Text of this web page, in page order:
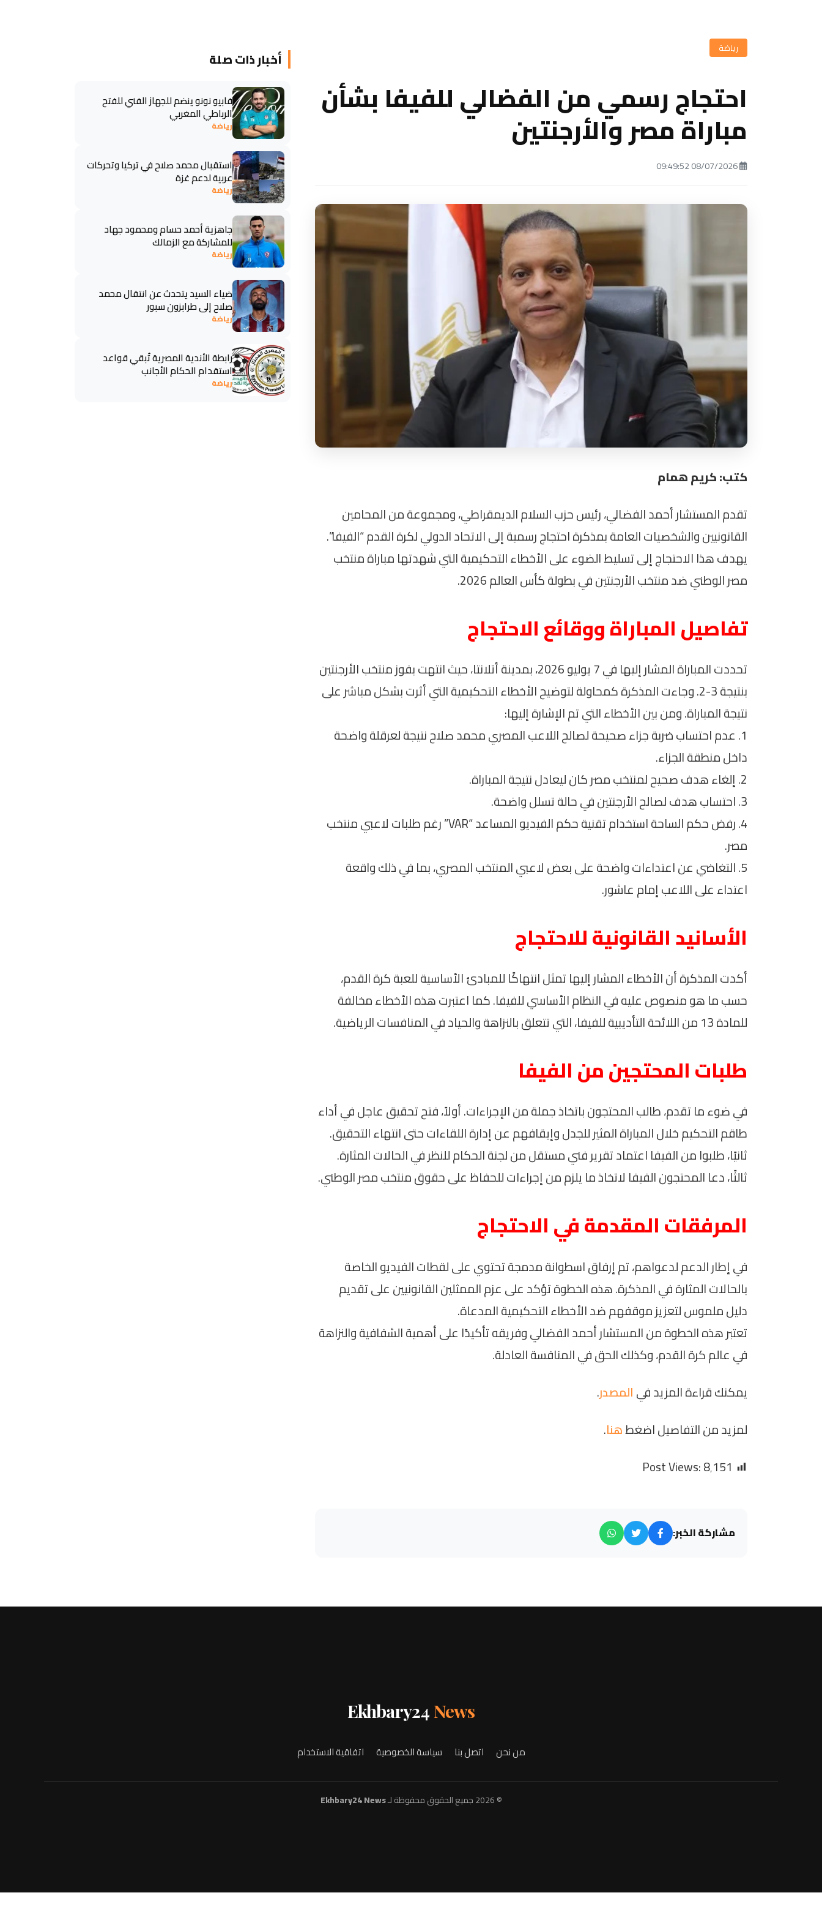
رياضة
احتجاج رسمي من الفضالي للفيفا بشأن
مباراة مصر والأرجنتين
كتب: كريم همام
تقدم المستشار أحمد الفضالي، رئيس حزب السلام الديمقراطي، ومجموعة من المحامين
القانونيين والشخصيات العامة بمذكرة احتجاج رسمية إلى الاتحاد الدولي لكرة القدم “الفيفا”.
يهدف هذا الاحتجاج إلى تسليط الضوء على الأخطاء التحكيمية التي شهدتها مباراة منتخب
مصر الوطني ضد منتخب الأرجنتين في بطولة كأس العالم 2026.
تفاصيل المباراة ووقائع الاحتجاج
تحددت المباراة المشار إليها في 7 يوليو 2026، بمدينة أتلانتا، حيث انتهت بفوز منتخب الأرجنتين
بنتيجة 3-2. وجاءت المذكرة كمحاولة لتوضيح الأخطاء التحكيمية التي أثرت بشكل مباشر على
نتيجة المباراة. ومن بين الأخطاء التي تم الإشارة إليها:
1. عدم احتساب ضربة جزاء صحيحة لصالح اللاعب المصري محمد صلاح نتيجة لعرقلة واضحة
داخل منطقة الجزاء.
2. إلغاء هدف صحيح لمنتخب مصر كان ليعادل نتيجة المباراة.
3. احتساب هدف لصالح الأرجنتين في حالة تسلل واضحة.
4. رفض حكم الساحة استخدام تقنية حكم الفيديو المساعد “VAR” رغم طلبات لاعبي منتخب
مصر.
5. التغاضي عن اعتداءات واضحة على بعض لاعبي المنتخب المصري، بما في ذلك واقعة
اعتداء على اللاعب إمام عاشور.
الأسانيد القانونية للاحتجاج
أكدت المذكرة أن الأخطاء المشار إليها تمثل انتهاكًا للمبادئ الأساسية للعبة كرة القدم،
حسب ما هو منصوص عليه في النظام الأساسي للفيفا. كما اعتبرت هذه الأخطاء مخالفة
للمادة 13 من اللائحة التأديبية للفيفا، التي تتعلق بالنزاهة والحياد في المنافسات الرياضية.
طلبات المحتجين من الفيفا
في ضوء ما تقدم، طالب المحتجون باتخاذ جملة من الإجراءات. أولاً، فتح تحقيق عاجل في أداء
طاقم التحكيم خلال المباراة المثير للجدل وإيقافهم عن إدارة اللقاءات حتى انتهاء التحقيق.
ثانيًا، طلبوا من الفيفا اعتماد تقرير فني مستقل من لجنة الحكام للنظر في الحالات المثارة.
ثالثًا، دعا المحتجون الفيفا لاتخاذ ما يلزم من إجراءات للحفاظ على حقوق منتخب مصر الوطني.
المرفقات المقدمة في الاحتجاج
في إطار الدعم لدعواهم، تم إرفاق اسطوانة مدمجة تحتوي على لقطات الفيديو الخاصة
بالحالات المثارة في المذكرة. هذه الخطوة تؤكد على عزم الممثلين القانونيين على تقديم
دليل ملموس لتعزيز موقفهم ضد الأخطاء التحكيمية المدعاة.
تعتبر هذه الخطوة من المستشار أحمد الفضالي وفريقه تأكيدًا على أهمية الشفافية والنزاهة
في عالم كرة القدم، وكذلك الحق في المنافسة العادلة.
يمكنك قراءة المزيد فيالمصدر.
لمزيد من التفاصيل اضغطهنا.
Post Views:8٬151
مشاركة الخبر:
أخبار ذات صلة
فابيو نونو ينضم للجهاز الفني للفتح
الرباطي المغربي
رياضة
استقبال محمد صلاح في تركيا وتحركات
عربية لدعم غزة
رياضة
جاهزية أحمد حسام ومحمود جهاد
للمشاركة مع الزمالك
رياضة
ضياء السيد يتحدث عن انتقال محمد
صلاح إلى طرابزون سبور
رياضة
رابطة الأندية المصرية تُبقي قواعد
استقدام الحكام الأجانب
رياضة
Ekhbary24 News
من نحن اتصل بنا سياسة الخصوصية اتفاقية الاستخدام
© 2026 جميع الحقوق محفوظة لـ Ekhbary24 News